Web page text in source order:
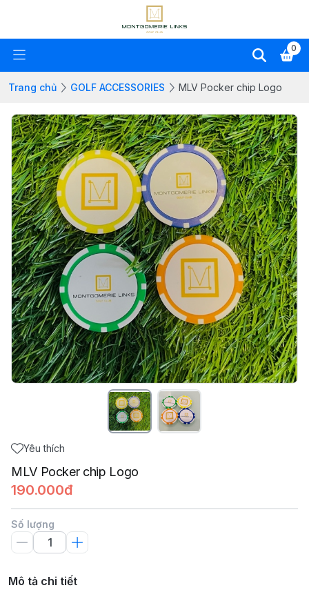
0
Trang chủ GOLF ACCESSORIES MLV Pocker chip Logo
Yêu thích
MLV Pocker chip Logo
190.000đ
Số lượng
Mô tả chi tiết